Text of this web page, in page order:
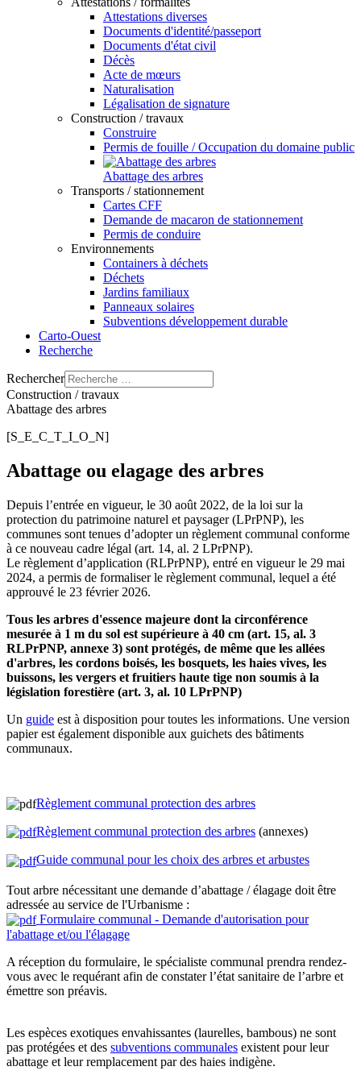
Attestations diverses
Documents d'identité/passeport
Documents d'état civil
Décès
Acte de mœurs
Naturalisation
Légalisation de signature
Construction / travaux
Construire
Permis de fouille / Occupation du domaine public
Abattage des arbres
Transports / stationnement
Cartes CFF
Demande de macaron de stationnement
Permis de conduire
Environnements
Containers à déchets
Déchets
Jardins familiaux
Panneaux solaires
Subventions développement durable
Carto-Ouest
Recherche
Rechercher
Construction / travaux
Abattage des arbres
[S_E_C_T_I_O_N]
Abattage ou elagage des arbres
Depuis l’entrée en vigueur, le 30 août 2022, de la loi sur la
protection du patrimoine naturel et paysager (LPrPNP), les
communes sont tenues d’adopter un règlement communal conforme
à ce nouveau cadre légal (art. 14, al. 2 LPrPNP).
Le règlement d’application (RLPrPNP), entré en vigueur le 29 mai
2024, a permis de formaliser le règlement communal, lequel a été
approuvé le 23 février 2026.
Tous les arbres d'essence majeure dont la circonférence
mesurée à 1 m du sol est supérieure à 40 cm (art. 15, al. 3
RLPrPNP, annexe 3) sont protégés, de même que les allées
d'arbres, les cordons boisés, les bosquets, les haies vives, les
buissons, les vergers et fruitiers haute tige non soumis à la
législation forestière (art. 3, al. 10 LPrPNP)
Un guide est à disposition pour toutes les informations. Une version
papier est également disponible aux guichets des bâtiments
communaux.
Règlement communal protection des arbres
Règlement communal protection des arbres (annexes)
Guide communal pour les choix des arbres et arbustes
Tout arbre nécessitant une demande d’abattage / élagage doit être
adressée au service de l'Urbanisme :
Formulaire communal - Demande d'autorisation pour
l'abattage et/ou l'élagage
A réception du formulaire, le spécialiste communal prendra rendez-
vous avec le requérant afin de constater l’état sanitaire de l’arbre et
émettre son préavis.
Les espèces exotiques envahissantes (laurelles, bambous) ne sont
pas protégées et des subventions communales existent pour leur
abattage et leur remplacement par des haies indigène.